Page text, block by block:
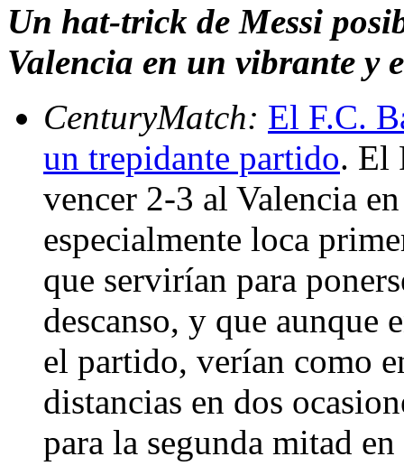
Un hat-trick de Messi
Valencia en un vibrante y
CenturyMatch: El F.C.
un trepidante partido. El
vencer 2-3 al Valencia
especialmente loca
que servirían para
descanso, y que aunque
el partido, verían como
distancias en dos
para la segunda mitad